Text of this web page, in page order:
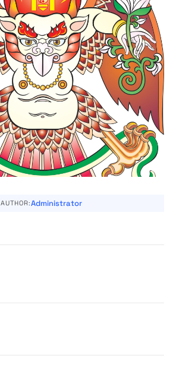
AUTHOR:Administrator